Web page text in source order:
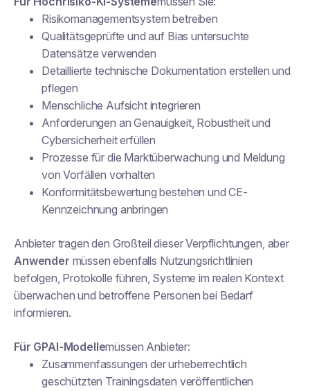
Risikomanagementsystem betreiben
Qualitätsgeprüfte und auf Bias untersuchte
Datensätze verwenden
Detaillierte technische Dokumentation erstellen und
pflegen
Menschliche Aufsicht integrieren
Anforderungen an Genauigkeit, Robustheit und
Cybersicherheit erfüllen
Prozesse für die Marktüberwachung und Meldung
von Vorfällen vorhalten
Konformitätsbewertung bestehen und CE-
Kennzeichnung anbringen
Anbieter tragen den Großteil dieser Verpflichtungen, aber
Anwender müssen ebenfalls Nutzungsrichtlinien
befolgen, Protokolle führen, Systeme im realen Kontext
überwachen und betroffene Personen bei Bedarf
informieren.
Für GPAI-Modellemüssen Anbieter:
Zusammenfassungen der urheberrechtlich
geschützten Trainingsdaten veröffentlichen